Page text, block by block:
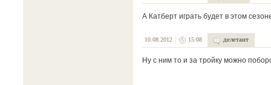
А Катберт играть будет в этом
10.08.2012 15:08 делетант
Ну с ним то и за тройку можно